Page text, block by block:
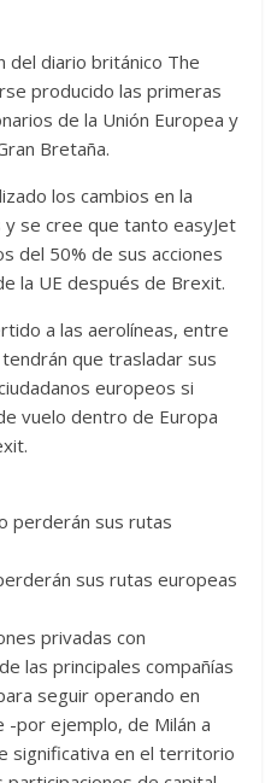
del diario británico The
producido las primeras
de la Unión Europea y
Bretaña.
los cambios en la
se cree que tanto easyJet
del 50% de sus acciones
la UE después de Brexit.
a las aerolíneas, entre
que trasladar sus
europeos si
vuelo dentro de Europa
sus rutas europeas
privadas con
las principales compañías
seguir operando en
por ejemplo, de Milán a
significativa en el territorio